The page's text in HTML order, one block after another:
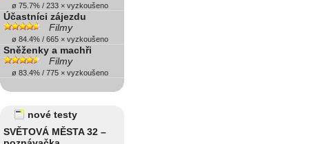
ø 75.7% / 233 × vyzkoušeno
Účastníci zájezdu
Filmy
ø 84.4% / 665 × vyzkoušeno
Sněženky a machři
Filmy
ø 83.4% / 775 × vyzkoušeno
nové testy
SVĚTOVÁ MĚSTA 32 –